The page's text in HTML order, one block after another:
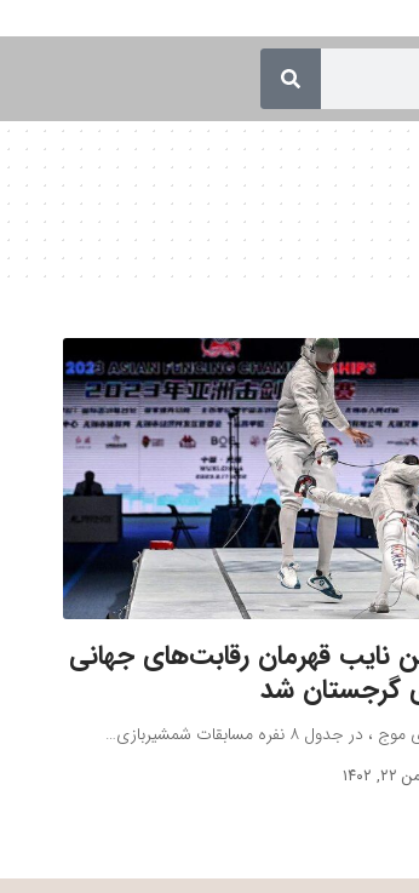
نایب قهرمان رقابت‌های جهانی
گرجستان شد
۸ نفره مسابقات شمشیربازی…
۱۴۰۲